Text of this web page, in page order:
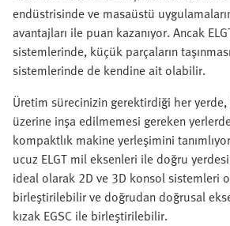
endüstrisinde ve masaüstü
avantajları ile puan kazanıyor. Ancak
sistemlerinde, küçük parçaların
sistemlerinde de kendine ait olabilir.
Üretim sürecinizin gerektirdiği her
üzerine inşa edilmemesi gereken
kompaktlık makine yerleşimini
ucuz ELGT mil eksenleri ile doğru
ideal olarak 2D ve 3D konsol sistemleri
birleştirilebilir ve doğrudan doğrusal
kızak EGSC ile birleştirilebilir.